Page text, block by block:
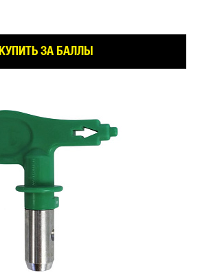
КУПИТЬ ЗА БАЛЛЫ